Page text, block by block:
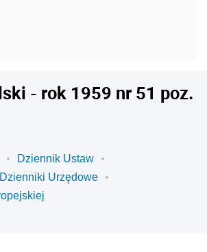
- rok 1959 nr 51 poz.
Dziennik Ustaw
Dzienniki Urzędowe